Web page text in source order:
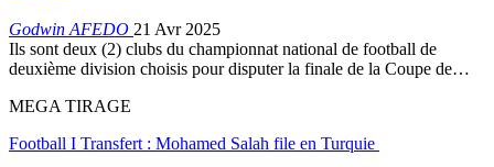
Godwin AFEDO 21 Avr 2025
Ils sont deux (2) clubs du championnat national de football de
deuxième division choisis pour disputer la finale de la Coupe de…
MEGA TIRAGE
Football I Transfert : Mohamed Salah file en Turquie